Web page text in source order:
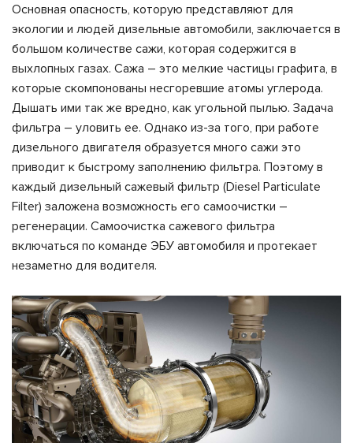
Основная опасность, которую представляют для
экологии и людей дизельные автомобили, заключается в
большом количестве сажи, которая содержится в
выхлопных газах. Сажа – это мелкие частицы графита, в
которые скомпонованы несгоревшие атомы углерода.
Дышать ими так же вредно, как угольной пылью. Задача
фильтра – уловить ее. Однако из-за того, при работе
дизельного двигателя образуется много сажи это
приводит к быстрому заполнению фильтра. Поэтому в
каждый дизельный сажевый фильтр (Diesel Particulate
Filter) заложена возможность его самоочистки –
регенерации. Самоочистка сажевого фильтра
включаться по команде ЭБУ автомобиля и протекает
незаметно для водителя.